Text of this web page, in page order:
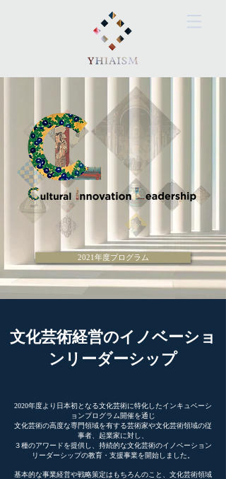
2021年度プログラム
文化芸術経営のイノベーショ
ンリーダーシップ
2020年度より日本初となる文化芸術に特化したインキュベーシ
ョンプログラム開催を通じ
文化芸術の高度な専門領域を有する芸術家や文化芸術領域の従
事者、起業家に対し、
３種のアワードを提供し、持続的な文化芸術のイノベーション
リーダーシップの教育・支援事業を開始しました。
基本的な事業経営や戦略策定はもちろんのこと、文化芸術領域